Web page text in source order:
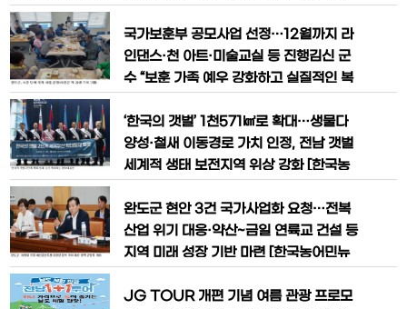
본격적인 작업에 들어갔다. 완도군은 지난
22일 완도문화예술의전당에
민뉴스] 전남 해남군이 외국인 계절근로
자 프로그램을 통해 농어촌 일손 부족 문
제를 해소하고 근로자의 안정적인 정착까
받고 있다. 해남군과 지역 농협, 고용 농가
가 유기적인 협력체계를 구축해 외국인 근
국가보훈부 공모사업 선정…12월까지 라
인댄스·천 아트·미술교실 등 진행김신 군
수 “보훈 가족 예우 강화하고 실질적인 복
한 국가유공자와 보훈 가족의 건강 증진,
활기찬 노후생활을 지원하기 위해 ‘보훈단
체 복지 지원사업’을 추진한다. 이번 사업
으며, 오는 12월까지 상이군경회를 비롯
한 완도군 관내 8개 보훈단체 회
‘한국의 갯벌’ 1천571㎢로 확대…생물다
양성·철새 이동경로 가치 인정, 전남 갯벌
세계적 생태 보전지역 위상 강화 [한국농
네스코 세계자연유산으로 새롭게 포함되
면서 대한민국 갯벌의 세계적 생태 가치가
다시 한번 인정받았다. 전남광주통합특별
코 세계유산위원회에서 ‘한국의 갯벌 2단
완도군 현안 3건 국가사업화 요청…전복
산업 위기 대응·약산~금일 연륙교 건설 등
지역 미래 성장 기반 마련 [한국농어민뉴
과 미래 성장 동력 확보를 위해 국가 전복
JG TOUR 개편 기념 여름 관광 프로모